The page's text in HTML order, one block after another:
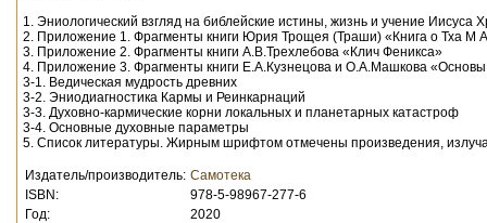
1. Эниологический взгляд на библейские истины, жизнь и учение Иисуса
2. Приложение 1. Фрагменты книги Юрия Трощея (Траши) «Книга о Тха М
3. Приложение 2. Фрагменты книги А.В.Трехлебова «Клич Феникса»
4. Приложение 3. Фрагменты книги Е.А.Кузнецова и О.А.Машкова «Основы
3-1. Ведическая мудрость древних
3-2. Эниодиагностика Кармы и Реинкарнаций
3-3. Духовно-кармические корни локальных и планетарных катастроф
3-4. Основные духовные параметры
5. Список литературы. Жирным шрифтом отмечены произведения,
Издатель/производитель: Самотека
ISBN:
978-5-98967-277-6
Год:
2020